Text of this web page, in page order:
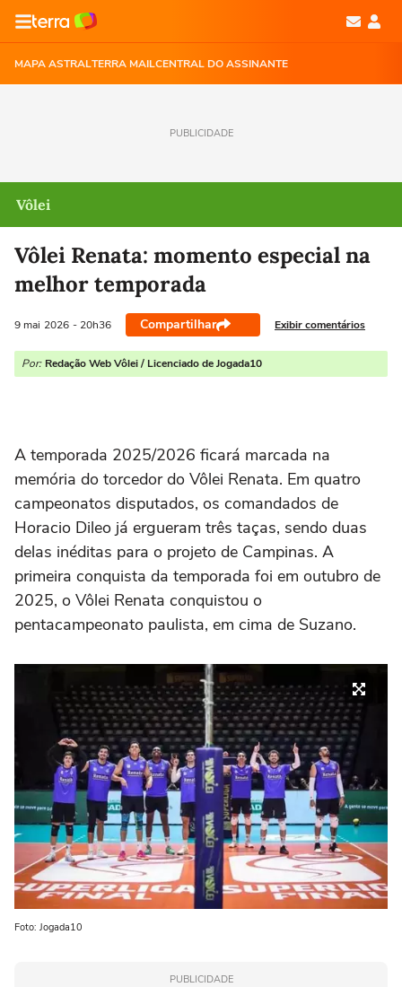
MAPA ASTRALTERRA MAILCENTRAL DO ASSINANTE
PUBLICIDADE
Vôlei
Vôlei Renata: momento especial na
melhor temporada
9 mai 2026 - 20h36 Compartilhar Exibir comentários
Por: Redação Web Vôlei / Licenciado de Jogada10
A temporada 2025/2026 ficará marcada na
memória do torcedor do Vôlei Renata. Em quatro
campeonatos disputados, os comandados de
Horacio Dileo já ergueram três taças, sendo duas
delas inéditas para o projeto de Campinas. A
primeira conquista da temporada foi em outubro de
2025, o Vôlei Renata conquistou o
pentacampeonato paulista, em cima de Suzano.
Foto: Jogada10
PUBLICIDADE